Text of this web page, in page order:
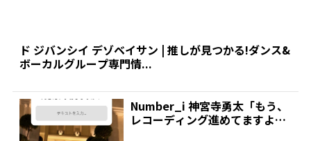
ド ジバンシイ デゾベイサン | 推しが見つかる!ダンス&
ボーカルグループ専門情...
Number_i 神宮寺勇太「もう、
レコーディング進めてますよ」